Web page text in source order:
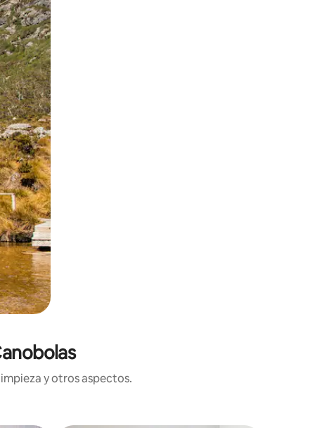
desliza el dedo.
y otros aspectos.